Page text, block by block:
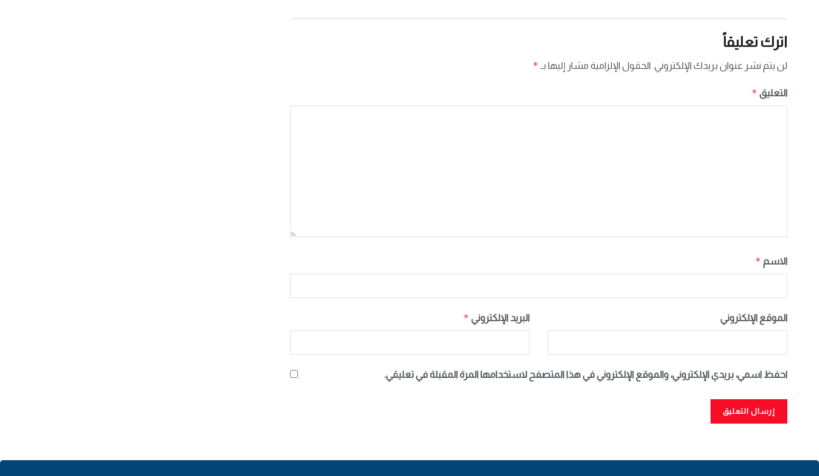
اترك تعليقاً
لن يتم نشر عنوان بريدك الإلكتروني. الحقول الإلزامية مشار إليها بـ *
التعليق *
الاسم *
البريد الإلكتروني * الموقع الإلكتروني
احفظ اسمي، بريدي الإلكتروني، والموقع الإلكتروني في هذا المتصفح لاستخدامها المرة المقبلة في تعليقي.